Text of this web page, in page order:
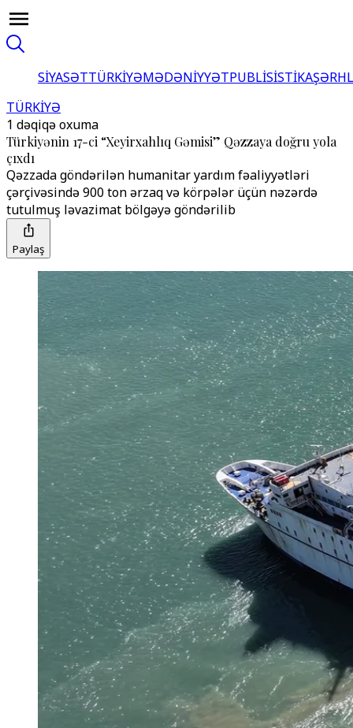
SİYASƏTTÜRKİYƏMƏDƏNİYYƏTPUBLİSİSTİKA
TÜRKİYƏ
1 dəqiqə oxuma
Türkiyənin 17-ci “Xeyirxahlıq Gəmisi” Qəzzaya doğru yola
çıxdı
Qəzzada göndərilən humanitar yardım fəaliyyətləri
çərçivəsində 900 ton ərzaq və körpələr üçün nəzərdə
tutulmuş ləvazimat bölgəyə göndərilib
Paylaş